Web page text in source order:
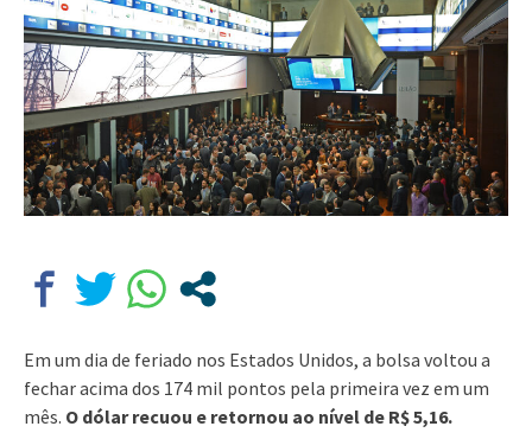
Em um dia de feriado nos Estados Unidos, a bolsa voltou a
fechar acima dos 174 mil pontos pela primeira vez em um
mês. O dólar recuou e retornou ao nível de R$ 5,16.